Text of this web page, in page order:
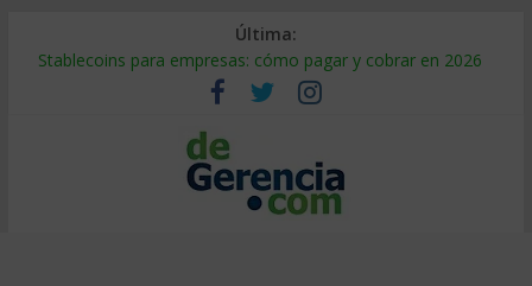
Última:
Stablecoins para empresas: cómo pagar y cobrar en 2026
Despido silencioso: qué es y por qué sale tan caro
IA en selección de personal: cómo auditarla a tiempo
Trabajo forzoso en la cadena de suministro: qué hacer
Mercado hispano de EE. UU.: cómo segmentarlo y venderle